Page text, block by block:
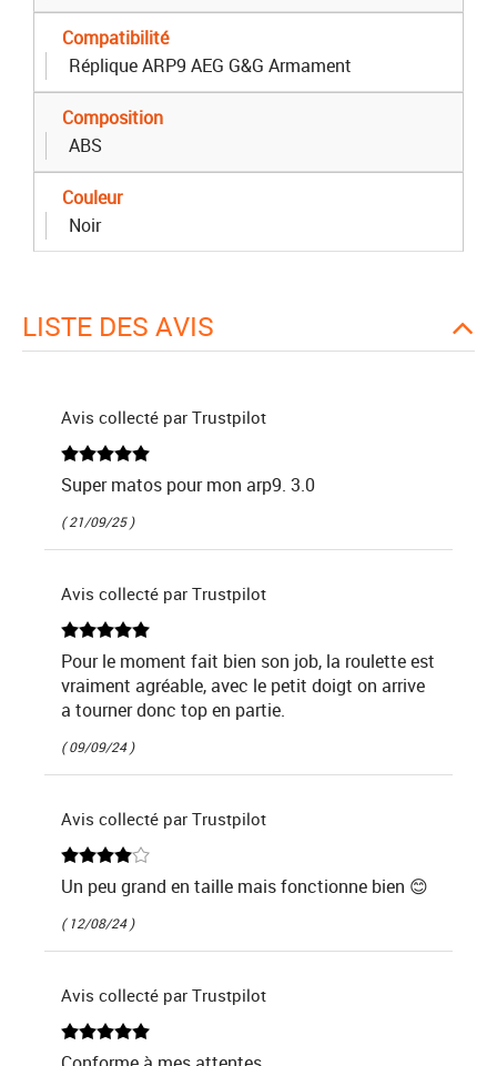
Compatibilité
Réplique ARP9 AEG G&G Armament
Composition
ABS
Couleur
Noir
LISTE DES AVIS
Avis collecté par Trustpilot
Super matos pour mon arp9. 3.0
( 21/09/25 )
Avis collecté par Trustpilot
Pour le moment fait bien son job, la roulette est
vraiment agréable, avec le petit doigt on arrive
a tourner donc top en partie.
( 09/09/24 )
Avis collecté par Trustpilot
Un peu grand en taille mais fonctionne bien 😊
( 12/08/24 )
Avis collecté par Trustpilot